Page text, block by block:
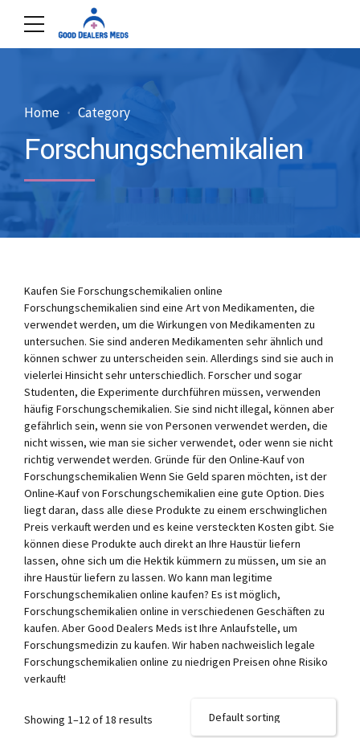
Home Category
Forschungschemikalien
Kaufen Sie Forschungschemikalien online
Forschungschemikalien sind eine Art von Medikamenten, die
verwendet werden, um die Wirkungen von Medikamenten zu
untersuchen. Sie sind anderen Medikamenten sehr ähnlich und
können schwer zu unterscheiden sein. Allerdings sind sie auch in
vielerlei Hinsicht sehr unterschiedlich. Forscher und sogar
Studenten, die Experimente durchführen müssen, verwenden
häufig Forschungschemikalien. Sie sind nicht illegal, können aber
gefährlich sein, wenn sie von Personen verwendet werden, die
nicht wissen, wie man sie sicher verwendet, oder wenn sie nicht
richtig verwendet werden. Gründe für den Online-Kauf von
Forschungschemikalien Wenn Sie Geld sparen möchten, ist der
Online-Kauf von Forschungschemikalien eine gute Option. Dies
liegt daran, dass alle diese Produkte zu einem erschwinglichen
Preis verkauft werden und es keine versteckten Kosten gibt. Sie
können diese Produkte auch direkt an Ihre Haustür liefern
lassen, ohne sich um die Hektik kümmern zu müssen, um sie an
ihre Haustür liefern zu lassen. Wo kann man legitime
Forschungschemikalien online kaufen? Es ist möglich,
Forschungschemikalien online in verschiedenen Geschäften zu
kaufen. Aber Good Dealers Meds ist Ihre Anlaufstelle, um
Forschungsmedizin zu kaufen. Wir haben nachweislich legale
Forschungschemikalien online zu niedrigen Preisen ohne Risiko
verkauft!
Showing 1–12 of 18 results